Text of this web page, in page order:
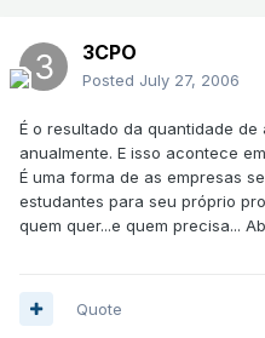
3CPO
Posted July 27, 2006
É o resultado da quantidade
anualmente. E isso acontece
É uma forma de as empresas
estudantes para seu próprio
quem quer...e quem precisa...
Quote